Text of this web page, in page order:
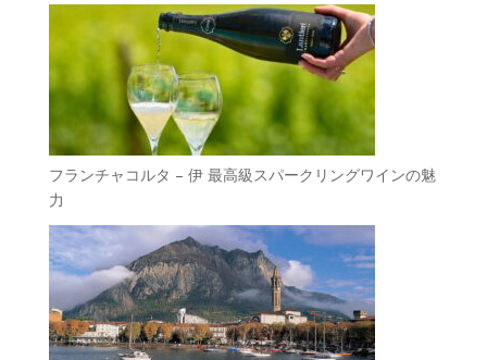
フランチャコルタ – 伊 最高級スパークリングワインの魅
力